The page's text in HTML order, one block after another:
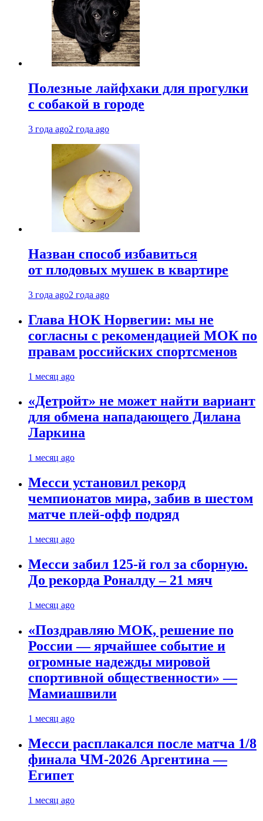
Полезные лайфхаки для прогулки
с собакой в городе
3 года ago2 года ago
Назван способ избавиться
от плодовых мушек в квартире
3 года ago2 года ago
Глава НОК Норвегии: мы не
согласны с рекомендацией МОК по
правам российских спортсменов
1 месяц ago
«Детройт» не может найти вариант
для обмена нападающего Дилана
Ларкина
1 месяц ago
Месси установил рекорд
чемпионатов мира, забив в шестом
матче плей‑офф подряд
1 месяц ago
Месси забил 125-й гол за сборную.
До рекорда Роналду – 21 мяч
1 месяц ago
«Поздравляю МОК, решение по
России — ярчайшее событие и
огромные надежды мировой
спортивной общественности» —
Мамиашвили
1 месяц ago
Месси расплакался после матча 1/8
финала ЧМ-2026 Аргентина —
Египет
1 месяц ago